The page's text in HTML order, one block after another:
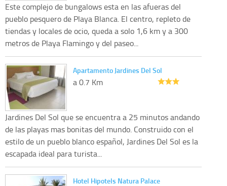
Este complejo de bungalows esta en las afueras del
pueblo pesquero de Playa Blanca. El centro, repleto de
tiendas y locales de ocio, queda a solo 1,6 km y a 300
metros de Playa Flamingo y del paseo...
Apartamento Jardines Del Sol
a 0.7 Km
Jardines Del Sol que se encuentra a 25 minutos andando
de las playas mas bonitas del mundo. Construido con el
estilo de un pueblo blanco español, Jardines Del Sol es la
escapada ideal para turista...
Hotel Hipotels Natura Palace